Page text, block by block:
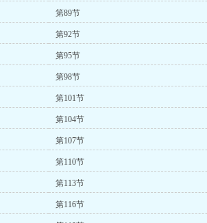
第89节
第92节
第95节
第98节
第101节
第104节
第107节
第110节
第113节
第116节